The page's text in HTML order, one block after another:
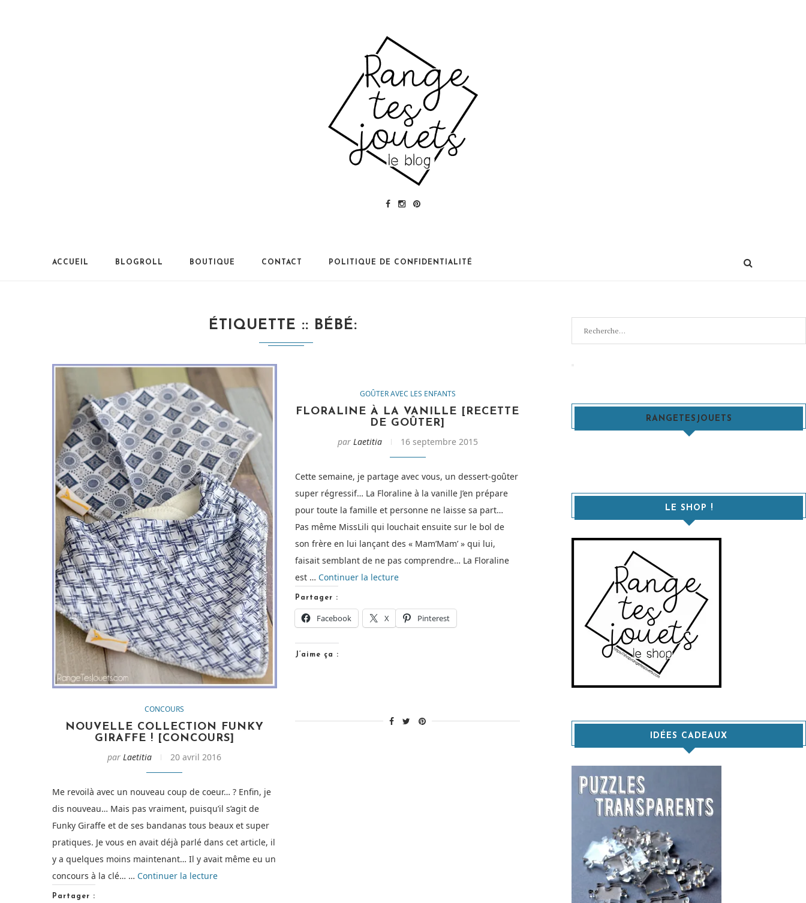
ACCUEIL BLOGROLL BOUTIQUE CONTACT POLITIQUE DE CONFIDENTIALITÉ
ÉTIQUETTE : BÉBÉ
CONCOURS
NOUVELLE COLLECTION FUNKY
GIRAFFE ! [CONCOURS]
par Laetitia 20 avril 2016
Me revoilà avec un nouveau coup de coeur… ? Enfin, je
dis nouveau… Mais pas vraiment, puisqu’il s’agit de
Funky Giraffe et de ses bandanas tous beaux et super
pratiques. Je vous en avait déjà parlé dans cet article, il
y a quelques moins maintenant… Il y avait même eu un
concours à la clé… … Continuer la lecturede
Partager :
GOÛTER AVEC LES ENFANTS
FLORALINE À LA VANILLE [RECETTE
DE GOÛTER]
par Laetitia 16 septembre 2015
Cette semaine, je partage avec vous, un dessert-goûter
super régressif… La Floraline à la vanille J’en prépare
pour toute la famille et personne ne laisse sa part…
Pas même MissLili qui louchait ensuite sur le bol de
son frère en lui lançant des « Mam’Mam’ » qui lui,
faisait semblant de ne pas comprendre… La Floraline
est … Continuer la lecturede
à
la
Partager :
Facebook X Pinterest
J’aime ça :
pour
:
RANGETESJOUETS
LE SHOP !
IDÉES CADEAUX